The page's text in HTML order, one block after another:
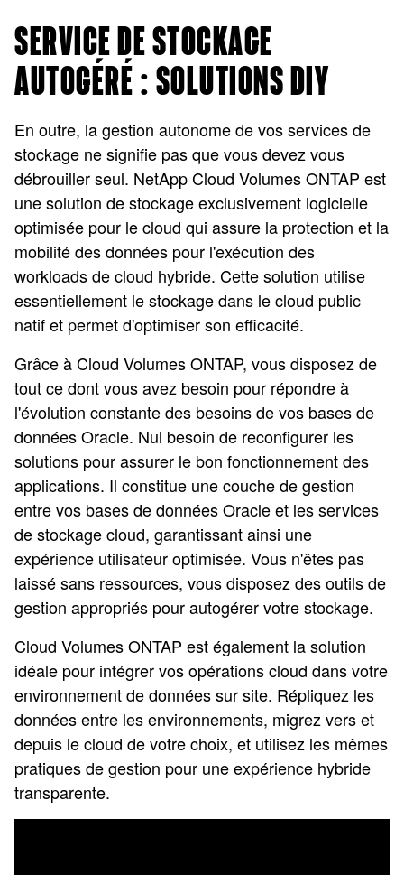
SERVICE DE STOCKAGE
AUTOGÉRÉ : SOLUTIONS DIY
En outre, la gestion autonome de vos services de
stockage ne signifie pas que vous devez vous
débrouiller seul. NetApp Cloud Volumes ONTAP est
une solution de stockage exclusivement logicielle
optimisée pour le cloud qui assure la protection et la
mobilité des données pour l'exécution des
workloads de cloud hybride. Cette solution utilise
essentiellement le stockage dans le cloud public
natif et permet d'optimiser son efficacité.
Grâce à Cloud Volumes ONTAP, vous disposez de
tout ce dont vous avez besoin pour répondre à
l'évolution constante des besoins de vos bases de
données Oracle. Nul besoin de reconfigurer les
solutions pour assurer le bon fonctionnement des
applications. Il constitue une couche de gestion
entre vos bases de données Oracle et les services
de stockage cloud, garantissant ainsi une
expérience utilisateur optimisée. Vous n'êtes pas
laissé sans ressources, vous disposez des outils de
gestion appropriés pour autogérer votre stockage.
Cloud Volumes ONTAP est également la solution
idéale pour intégrer vos opérations cloud dans votre
environnement de données sur site. Répliquez les
données entre les environnements, migrez vers et
depuis le cloud de votre choix, et utilisez les mêmes
pratiques de gestion pour une expérience hybride
transparente.